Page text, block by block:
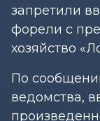
запретили
форели с
хозяйство
По
ведомства,